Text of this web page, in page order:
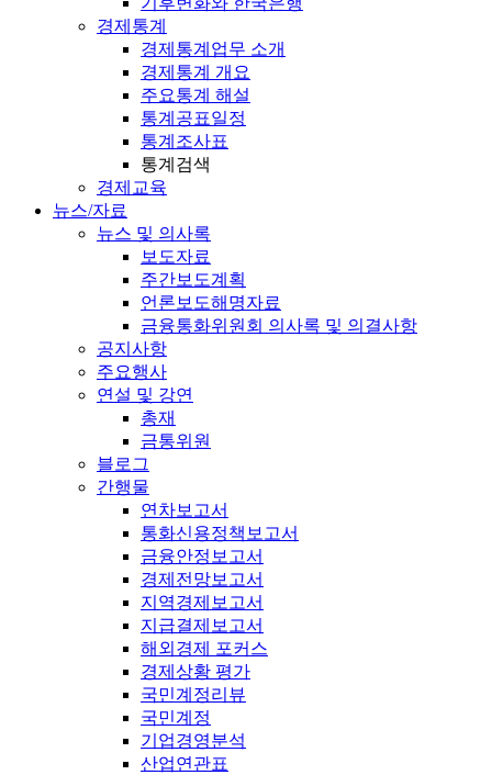
경제통계
경제통계업무 소개
경제통계 개요
주요통계 해설
통계공표일정
통계조사표
통계검색
경제교육
뉴스/자료
뉴스 및 의사록
보도자료
주간보도계획
언론보도해명자료
금융통화위원회 의사록 및 의결사항
공지사항
주요행사
연설 및 강연
총재
금통위원
블로그
간행물
연차보고서
통화신용정책보고서
금융안정보고서
경제전망보고서
지역경제보고서
지급결제보고서
해외경제 포커스
경제상황 평가
국민계정리뷰
국민계정
기업경영분석
산업연관표